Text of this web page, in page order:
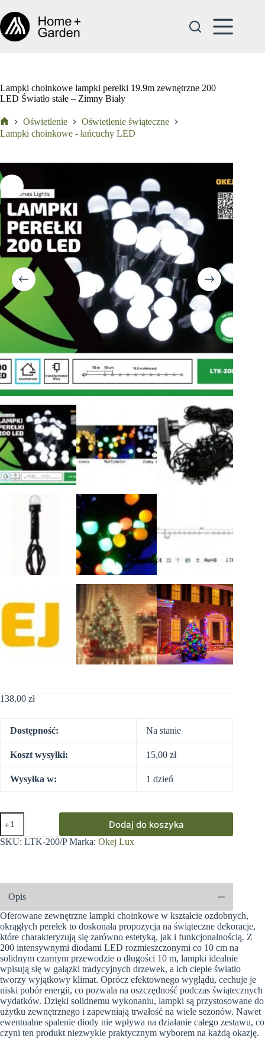
do
treści
Lampki choinkowe lampki perełki 19.9m zewnętrzne 200
LED Światło stałe – Zimny Biały
Strona
główna
Oświetlenie
Oświetlenie świąteczne
Lampki choinkowe - łańcuchy LED
138,00 zł
Dostępność: Na stanie
Koszt wysyłki: 15,00 zł
Wysyłka w: 1 dzień
ilość
Lampki
choinkowe
lampki
LED
stałe
-
Zimny
Biały
Dodaj do koszyka
SKU: LTK-200/P Marka: Okej Lux
Opis
Oferowane zewnętrzne lampki choinkowe w kształcie ozdobnych,
okrągłych perełek to doskonała propozycja na świąteczne dekoracje,
które charakteryzują się zarówno estetyką, jak i funkcjonalnością. Z
200 intensywnymi diodami LED rozmieszczonymi co 10 cm na
solidnym czarnym przewodzie o długości 10 m, lampki idealnie
wpisują się w gałązki tradycyjnych drzewek, a ich ciepłe światło
tworzy wyjątkowy klimat. Oprócz efektownego wyglądu, cechuje je
niski pobór energii, co pozwala na oszczędność podczas świątecznych
wydatków. Dzięki solidnemu wykonaniu, lampki są przystosowane do
użytku zewnętrznego i zapewniają trwałość na wiele sezonów. Nawet
ewentualne spalenie diody nie wpływa na działanie całego zestawu, co
czyni ten produkt niezwykle praktycznym wyborem na każdą okazję.